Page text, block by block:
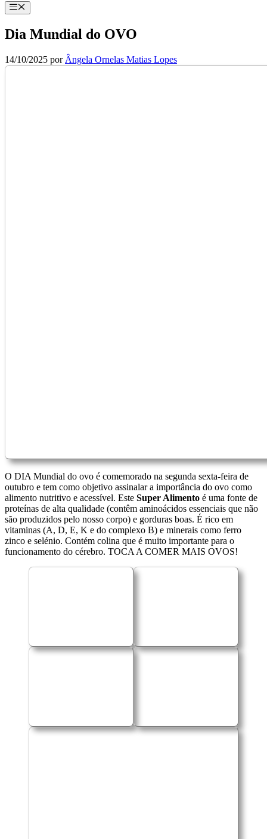
Menu
Dia Mundial do OVO
14/10/2025 por Ângela Ornelas Matias Lopes
O DIA Mundial do ovo é comemorado na segunda sexta-feira de
outubro e tem como objetivo assinalar a importância do ovo como
alimento nutritivo e acessível. Este Super Alimento é uma fonte de
proteínas de alta qualidade (contêm aminoácidos essenciais que não
são produzidos pelo nosso corpo) e gorduras boas. É rico em
vitaminas (A, D, E, K e do complexo B) e minerais como ferro
zinco e selénio. Contém colina que é muito importante para o
funcionamento do cérebro. TOCA A COMER MAIS OVOS!